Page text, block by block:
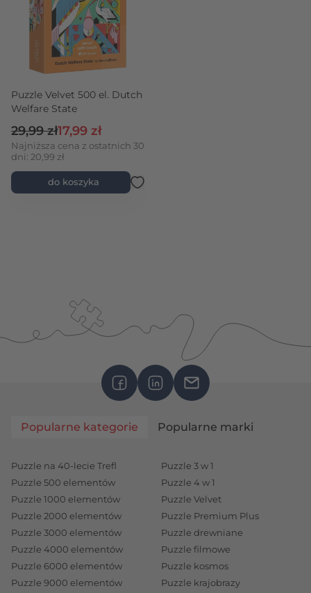
Puzzle Velvet 500 el. Dutch
Welfare State
Cena promocyjna
17,99 zł
Cena regularna
29,99 zł
Najniższa cena z ostatnich 30
dni: 20,99 zł
do koszyka
Popularne kategorie Popularne marki
Puzzle na 40-lecie Trefl
Puzzle 500 elementów
Puzzle 1000 elementów
Puzzle 2000 elementów
Puzzle 3000 elementów
Puzzle 4000 elementów
Puzzle 6000 elementów
Puzzle 9000 elementów
Puzzle 3 w 1
Puzzle 4 w 1
Puzzle Velvet
Puzzle Premium Plus
Puzzle drewniane
Puzzle filmowe
Puzzle kosmos
Puzzle krajobrazy